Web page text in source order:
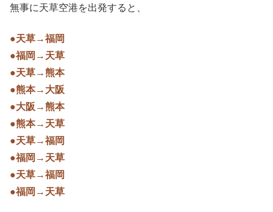
無事に天草空港を出発すると、
●天草→福岡
●福岡→天草
●天草→熊本
●熊本→大阪
●大阪→熊本
●熊本→天草
●天草→福岡
●福岡→天草
●天草→福岡
●福岡→天草